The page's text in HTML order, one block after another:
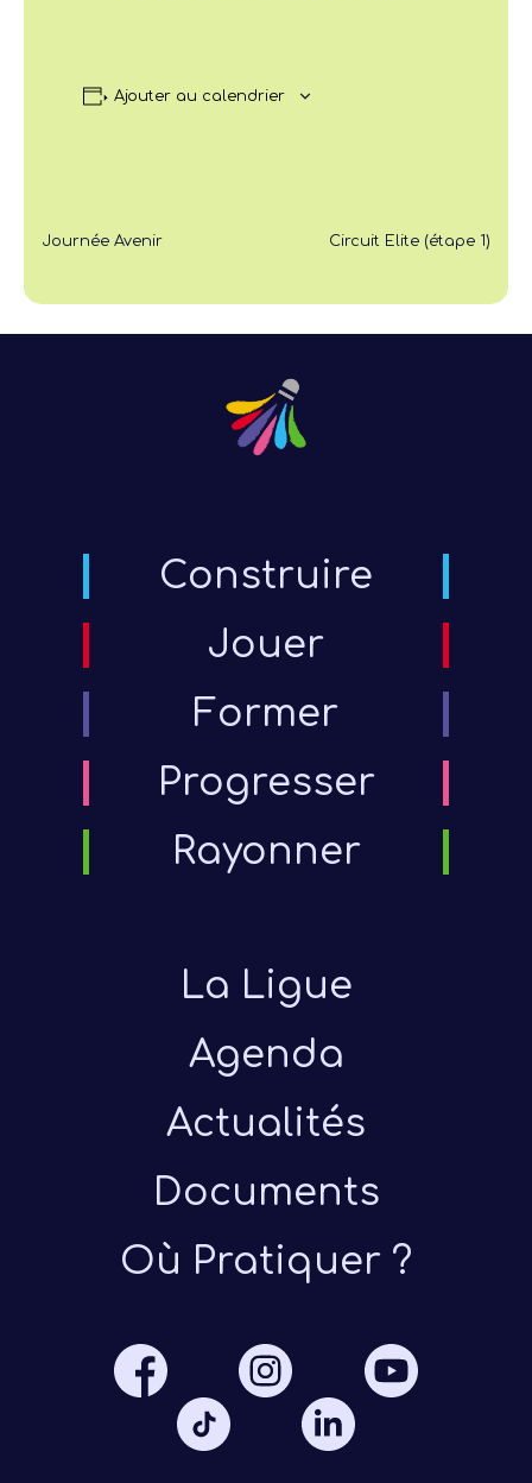
Ajouter au calendrier
Journée Avenir Circuit Elite (étape 1)
Construire
Jouer
Former
Progresser
Rayonner
La Ligue
Agenda
Actualités
Documents
Où Pratiquer ?